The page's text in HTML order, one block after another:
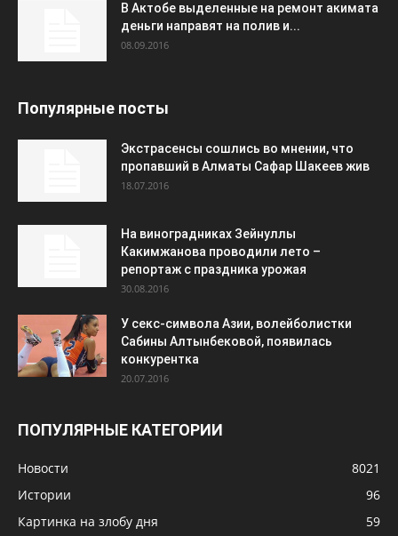
В Актобе выделенные на ремонт акимата
деньги направят на полив и...
08.09.2016
Популярные посты
Экстрасенсы сошлись во мнении, что
пропавший в Алматы Сафар Шакеев жив
18.07.2016
На виноградниках Зейнуллы
Какимжанова проводили лето –
репортаж с праздника урожая
30.08.2016
У секс-символа Азии, волейболистки
Сабины Алтынбековой, появилась
конкурентка
20.07.2016
ПОПУЛЯРНЫЕ КАТЕГОРИИ
Новости
8021
Истории
96
Картинка на злобу дня
59